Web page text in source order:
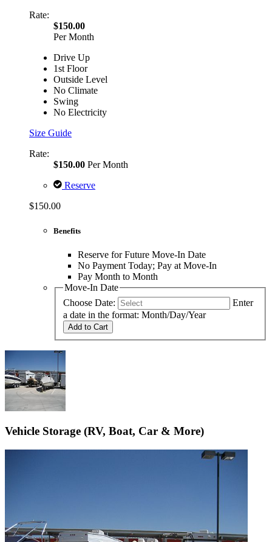
Rate:
$150.00
Per Month
Drive Up
1st Floor
Outside Level
No Climate
Swing
No Electricity
Size Guide
Rate:
$150.00 Per Month
Reserve
$150.00
Benefits
Reserve for Future Move-In Date
No Payment Today; Pay at Move-In
Pay Month to Month
Move-In Date
Choose Date:
Enter
a date in the format: Month/Day/Year
Add to Cart
Vehicle Storage (RV, Boat, Car & More)